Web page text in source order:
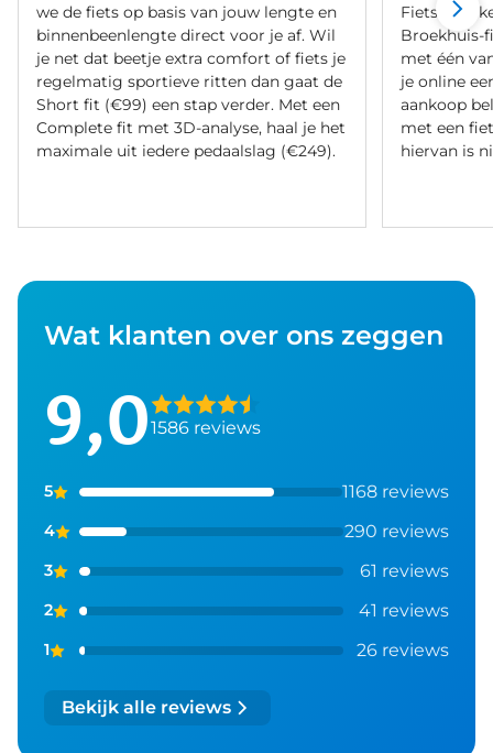
we de fiets op basis van jouw lengte en
binnenbeenlengte direct voor je af. Wil
je net dat beetje extra comfort of fiets je
regelmatig sportieve ritten dan gaat de
Short fit (€99) een stap verder. Met een
Complete fit met 3D-analyse, haal je het
maximale uit iedere pedaalslag (€249).
Broekhuis-
met één
je online
aankoop
met een
hiervan is
Wat klanten over ons zeggen
9,01586 reviews
5 1168 reviews
4 290 reviews
3 61 reviews
2 41 reviews
1 26 reviews
Bekijk alle reviews